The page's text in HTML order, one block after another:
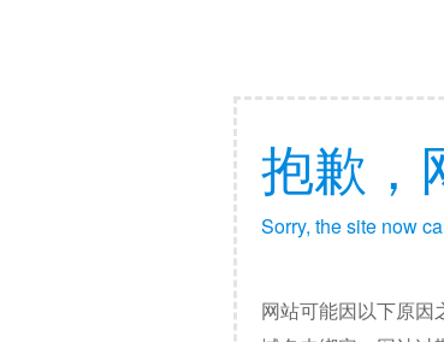
抱歉，
Sorry, the site now
网站可能因以下原因